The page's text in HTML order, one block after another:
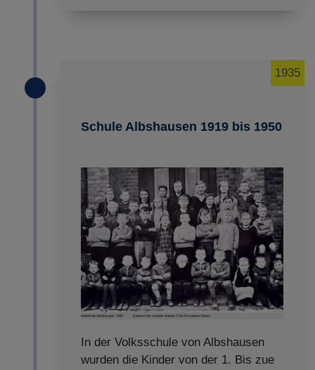
Schule Albshausen 1919 bis 1950
1935
In der Volksschule von Albshausen
wurden die Kinder von der 1. Bis zue